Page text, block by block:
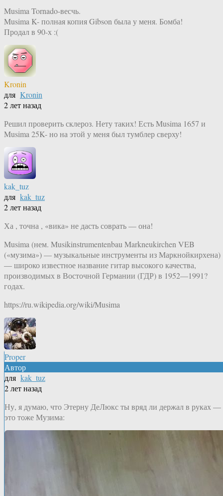
Musima Tornado-весчь.
Musima K- полная копия Gibson была у меня. Бомба!
Продал в 90-х :(
Kronin
для Kronin
2 лет назад
Решил проверить склероз. Нету таких! Есть Musima 1657 и
Musima 25K- но на этой у меня был тумблер сверху!
kak_tuz
для kak_tuz
2 лет назад
Ха , точна , «вика» не дасть соврать — она!
Musima (нем. Musikinstrumentenbau Markneukirchen VEB
(«музима») — музыкальные инструменты из Маркнойкирхена)
— широко известное название гитар высокого качества,
производимых в Восточной Германии (ГДР) в 1952—1991?
годах.
https://ru.wikipedia.org/wiki/Musima
Proper
Автор
для kak_tuz
2 лет назад
Ну, я думаю, что Этерну ДеЛюкс ты вряд ли держал в руках —
это тоже Музима: